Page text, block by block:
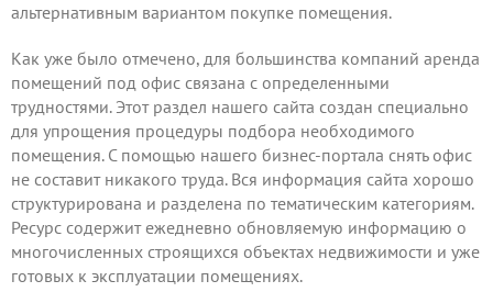
альтернативным вариантом покупке помещения.
Как уже было отмечено, для большинства компаний аренда
помещений под офис связана с определенными
трудностями. Этот раздел нашего сайта создан специально
для упрощения процедуры подбора необходимого
помещения. С помощью нашего бизнес-портала снять офис
не составит никакого труда. Вся информация сайта хорошо
структурирована и разделена по тематическим категориям.
Ресурс содержит ежедневно обновляемую информацию о
многочисленных строящихся объектах недвижимости и уже
готовых к эксплуатации помещениях.